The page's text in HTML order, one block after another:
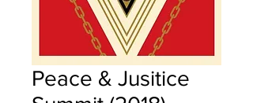
Peace & Jusitice